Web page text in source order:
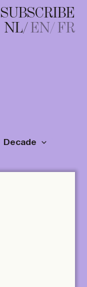
SUBSCRIBE
NL EN FR
Decade